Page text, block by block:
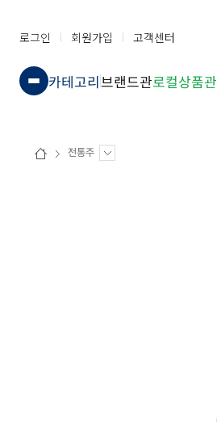
로그인 회원가입 고객센터
카테고리브랜드관로컬상품관
전통주